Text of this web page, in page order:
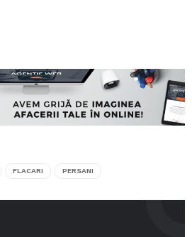
FLACARI PERSANI